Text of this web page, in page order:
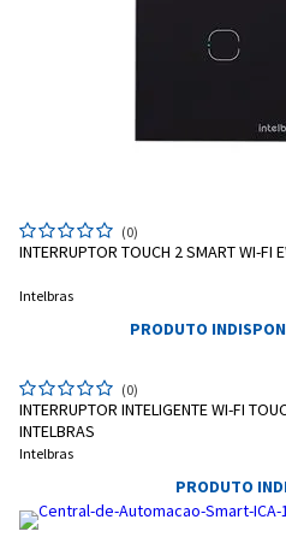
Entrega Flash
Cartão de crédito
Pagamento via Pix
Retire na Loja
(0)
INTERRUPTOR TOUCH 2 SMART WI-FI
Intelbras
PRODUTO
(0)
INTERRUPTOR INTELIGENTE WI-FI
INTELBRAS
Intelbras
PRODUTO